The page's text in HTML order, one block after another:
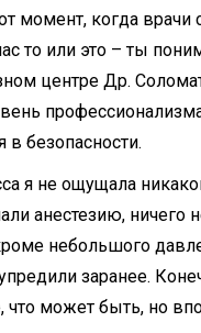
момент, когда
то или это – ты
центре Др.
в безопасности.
я не ощущала
анестезию, ничего
небольшого
заранее.
что может быть, но